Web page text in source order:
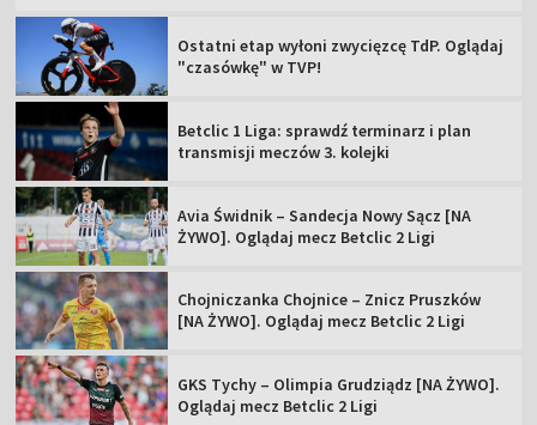
Ostatni etap wyłoni zwycięzcę TdP. Oglądaj
"czasówkę" w TVP!
Betclic 1 Liga: sprawdź terminarz i plan
transmisji meczów 3. kolejki
Avia Świdnik – Sandecja Nowy Sącz [NA
ŻYWO]. Oglądaj mecz Betclic 2 Ligi
Chojniczanka Chojnice – Znicz Pruszków
[NA ŻYWO]. Oglądaj mecz Betclic 2 Ligi
GKS Tychy – Olimpia Grudziądz [NA ŻYWO].
Oglądaj mecz Betclic 2 Ligi